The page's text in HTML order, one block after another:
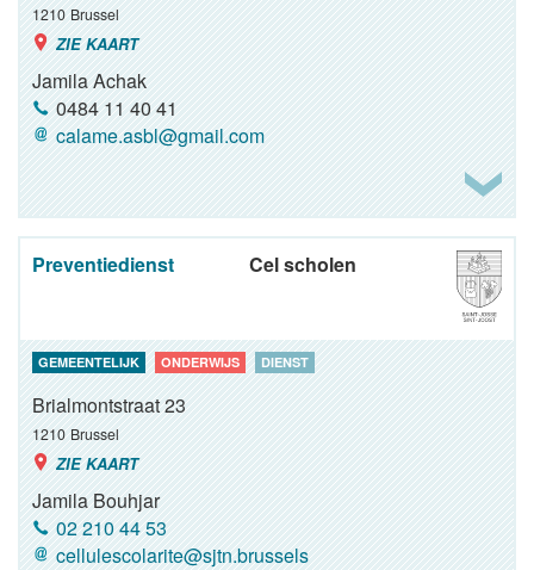
1210 Brussel
ZIE KAART
Jamila Achak
0484 11 40 41
calame.asbl@gmail.com
Preventiedienst Cel scholen
GEMEENTELIJK ONDERWIJS DIENST
Brialmontstraat 23
1210 Brussel
ZIE KAART
Jamila Bouhjar
02 210 44 53
cellulescolarite@sjtn.brussels